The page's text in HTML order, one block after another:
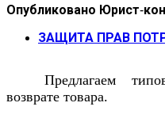
Опубликовано Юрист-
ЗАЩИТА ПРАВ
Предлагаем
возврате товара.